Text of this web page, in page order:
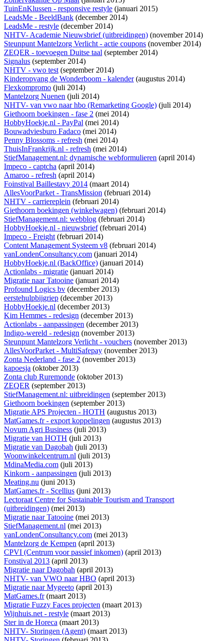
TuinEnKlussen - responsive restyle (januari 2015)
LeadsMe - BeeldBank (december 2014)
LeadsMe - restyle (december 2014)
NHTV- Academie Nieuwsbrief (uitbreidingen) (november 2014)
Steunpunt Mantelzorg Verlicht - actie coupons (november 2014)
ZEQER - toevoegen Duitse taal (september 2014)
Signalus (september 2014)
NHTV - vwo test(september 2014)
Kinderopvang de Wonderboom - kalender(augustus 2014)
Flexkompromo (juli 2014)
Mantelzorg Nuenen (juli 2014)
NHTV- van vwo naar hbo (Remarketing Google) (juli 2014)
Giethoorn boekingen - fase 2 (mei 2014)
HobbyHoekje.nl - PayPal (mei 2014)
Bouwadviesburo Fadaco (mei 2014)
Penny Blossoms - refresh (mei 2014)
ThuisInFrankrijk.nl - refresh (mei 2014)
StiefManagement.nl: dynamische webformulieren (april 2014)
Impeco - captcha (april 2014)
Amaroo - refresh (april 2014)
Foinstival Baillestavy 2014 (maart 2014)
AllesVoorParket - TransMission (februari 2014)
NHTV - carriereplein (februari 2014)
Giethoorn boekingen (winkelwagen) (februari 2014)
StiefManagement.nl: webblog (februari 2014)
HobbyHoekje.nl - nieuwsbrief(februari 2014)
Impeco - Freight(februari 2014)
Content Management Systeem v8 (februari 2014)
vanLondenConsultancy.com (januari 2014)
HobbyHoekje.nl (BackOffice) (januari 2014)
Actionlabs - migratie (januari 2014)
Migratie naar Tatooine (januari 2014)
Profound Logics bv (december 2013)
eerstehulpbijgriep (december 2013)
HobbyHoekje.nl (december 2013)
Kim Hemmes - redesign (december 2013)
Actionlabs - aanpassingen (december 2013)
Indigo-wereld - redesign (november 2013)
Steunpunt Mantelzorg Verlicht - vouchers (november 2013)
AllesVoorParket - MultiSafepay (november 2013)
Zonta Nederland - fase 2 (november 2013)
kapoesja (oktober 2013)
Zonta club Ruremonde (oktober 2013)
ZEQER (september 2013)
StiefManagement.nl: uitbreidingen (september 2013)
Giethoorn boekingen (september 2013)
Migratie APS Projecten - HOTH (augustus 2013)
MatGames.fr - export koppelingen (augustus 2013)
Novum Agri Business (juli 2013)
Migratie van HOTH (juli 2013)
Migratie van Dagobah (juli 2013)
Woonwinkelcentrum.nl (juli 2013)
MdinaMedia.com (juli 2013)
Kinkorn - aanpassingen (juli 2013)
Meating.nu (juni 2013)
MatGames.fr - Scellius (juni 2013)
Lectoraat Centre for Sustainable Tourism and Transport
(uitbreidingen) (mei 2013)
Migratie naar Tatooine (mei 2013)
StiefManagement.nl (mei 2013)
vanLondenConsultancy.com (mei 2013)
Mantelzorg de Kempen (april 2013)
CPVI (Centrum voor passief inkomen) (april 2013)
Fonstival 2013 (april 2013)
Migratie naar Dagobah (april 2013)
NHTV- van VWO naar HBO (april 2013)
Migratie naar Mygeeto (april 2013)
MatGames.fr(maart 2013)
Migratie Fuzzy Faces projecten (maart 2013)
Wijnhuis.net - restyle (maart 2013)
Ster in de Horeca (maart 2013)
NHTV- Storingen (Agent) (maart 2013)